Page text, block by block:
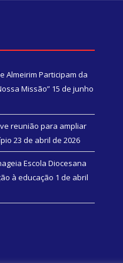
Almeirim Participam da
Missão” 15 de junho
reunião para ampliar
23 de abril de 2026
Escola Diocesana
à educação 1 de abril